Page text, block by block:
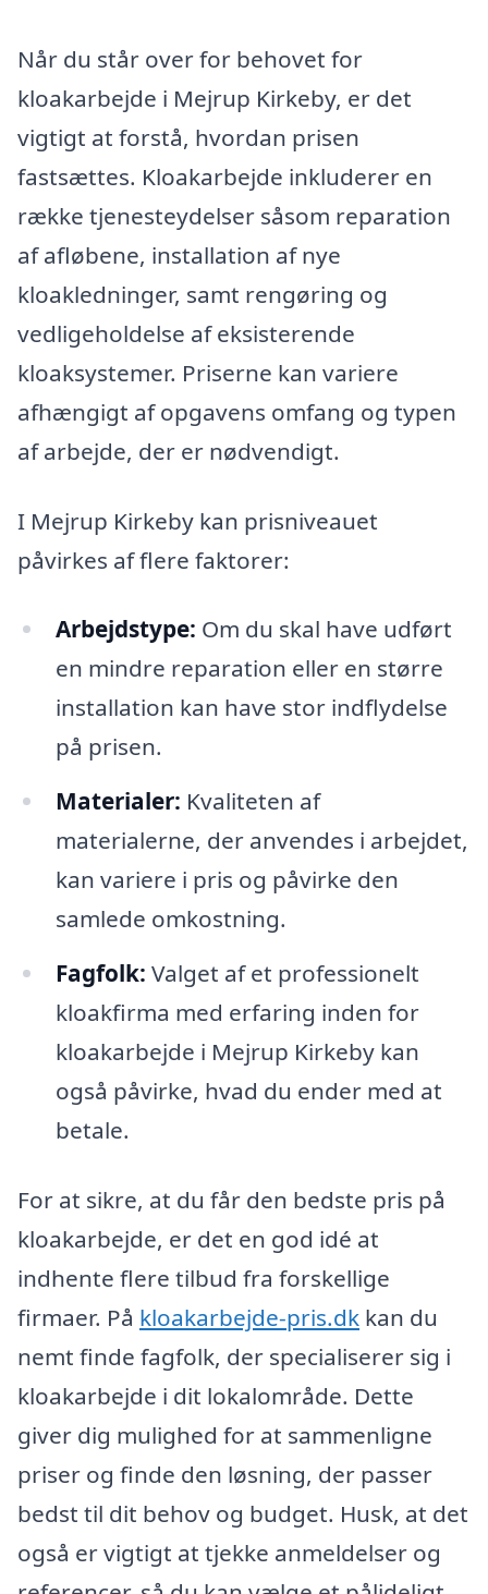
Når du står over for behovet for
kloakarbejde i Mejrup Kirkeby, er det
vigtigt at forstå, hvordan prisen
fastsættes. Kloakarbejde inkluderer en
række tjenesteydelser såsom reparation
af afløbene, installation af nye
kloakledninger, samt rengøring og
vedligeholdelse af eksisterende
kloaksystemer. Priserne kan variere
afhængigt af opgavens omfang og typen
af arbejde, der er nødvendigt.
I Mejrup Kirkeby kan prisniveauet
påvirkes af flere faktorer:
Arbejdstype: Om du skal have udført
en mindre reparation eller en større
installation kan have stor indflydelse
på prisen.
Materialer: Kvaliteten af
materialerne, der anvendes i arbejdet,
kan variere i pris og påvirke den
samlede omkostning.
Fagfolk: Valget af et professionelt
kloakfirma med erfaring inden for
kloakarbejde i Mejrup Kirkeby kan
også påvirke, hvad du ender med at
betale.
For at sikre, at du får den bedste pris på
kloakarbejde, er det en god idé at
indhente flere tilbud fra forskellige
firmaer. På kloakarbejde-pris.dk kan du
nemt finde fagfolk, der specialiserer sig i
kloakarbejde i dit lokalområde. Dette
giver dig mulighed for at sammenligne
priser og finde den løsning, der passer
bedst til dit behov og budget. Husk, at det
også er vigtigt at tjekke anmeldelser og